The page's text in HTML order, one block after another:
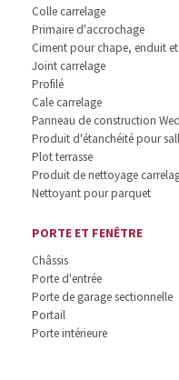
Colle carrelage
Primaire d'accrochage
Ciment pour chape, enduit
Joint carrelage
Profilé
Cale carrelage
Panneau de construction
Produit d'étanchéité pour
Plot terrasse
Produit de nettoyage
Nettoyant pour parquet
PORTE ET FENÊTRE
Châssis
Porte d'entrée
Porte de garage sectionnelle
Portail
Porte intérieure